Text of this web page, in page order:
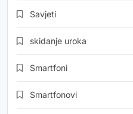
Savjeti
skidanje uroka
Smartfoni
Smartfonovi